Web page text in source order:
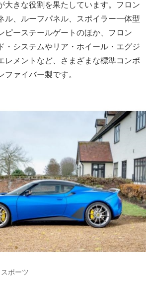
大きな役割を果たしています。フロン
ル、ルーフパネル、スポイラー一体型
ピーステールゲートのほか、フロン
・システムやリア・ホイール・エグジ
レメントなど、さまざまな標準コンポ
ファイバー製です。
ポーツ